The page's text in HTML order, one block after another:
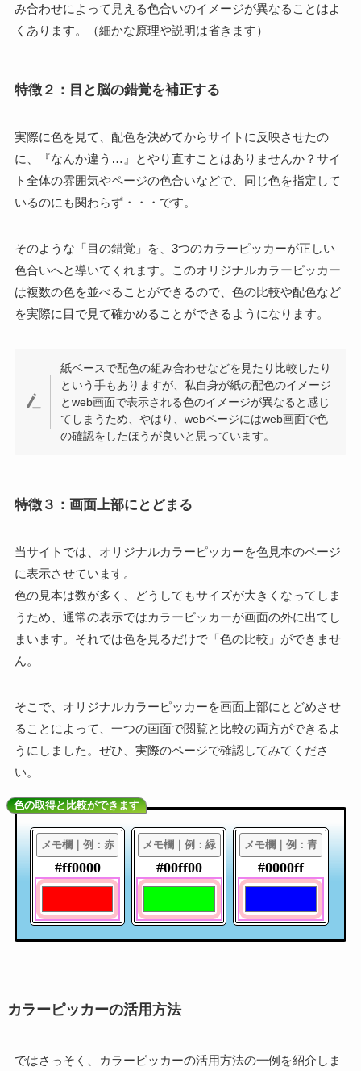
み合わせによって見える色合いのイメージが異なることはよ
くあります。（細かな原理や説明は省きます）
特徴２：目と脳の錯覚を補正する
実際に色を見て、配色を決めてからサイトに反映させたの
に、『なんか違う…』とやり直すことはありませんか？サイ
ト全体の雰囲気やページの色合いなどで、同じ色を指定して
いるのにも関わらず・・・です。
そのような「目の錯覚」を、3つのカラーピッカーが正しい
色合いへと導いてくれます。このオリジナルカラーピッカー
は複数の色を並べることができるので、色の比較や配色など
を実際に目で見て確かめることができるようになります。
紙ベースで配色の組み合わせなどを見たり比較したり
という手もありますが、私自身が紙の配色のイメージ
とweb画面で表示される色のイメージが異なると感じ
てしまうため、やはり、webページにはweb画面で色
の確認をしたほうが良いと思っています。
特徴３：画面上部にとどまる
当サイトでは、オリジナルカラーピッカーを色見本のページ
に表示させています。
色の見本は数が多く、どうしてもサイズが大きくなってしま
うため、通常の表示ではカラーピッカーが画面の外に出てし
まいます。それでは色を見るだけで「色の比較」ができませ
ん。
そこで、オリジナルカラーピッカーを画面上部にとどめさせ
ることによって、一つの画面で閲覧と比較の両方ができるよ
うにしました。ぜひ、実際のページで確認してみてくださ
い。
色の取得と比較ができます
#ff0000 #00ff00 #0000ff
カラーピッカーの活用方法
ではさっそく、カラーピッカーの活用方法の一例を紹介しま